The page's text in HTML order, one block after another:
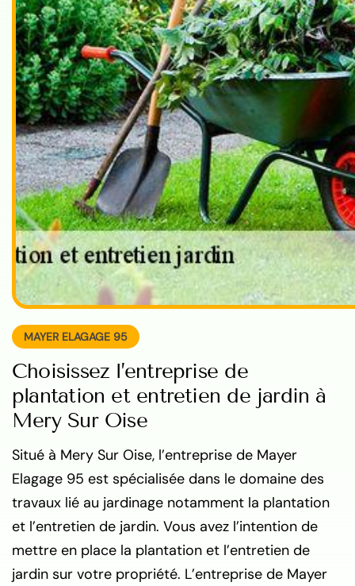
MAYER ELAGAGE 95
Choisissez l’entreprise de
plantation et entretien de jardin à
Mery Sur Oise
Situé à Mery Sur Oise, l’entreprise de Mayer
Elagage 95 est spécialisée dans le domaine des
travaux lié au jardinage notamment la plantation
et l’entretien de jardin. Vous avez l’intention de
mettre en place la plantation et l’entretien de
jardin sur votre propriété. L’entreprise de Mayer